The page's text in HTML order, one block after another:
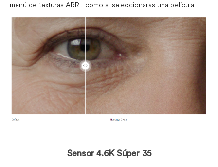
menú de texturas ARRI, como si seleccionaras una película.
Sensor 4.6K Súper 35